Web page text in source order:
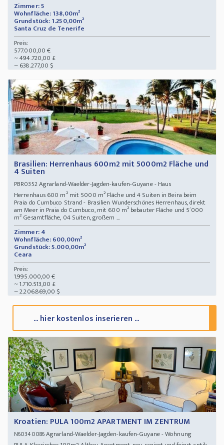
Zimmer: 5
Wohnfläche: 138,00m²
Grundstück: 1.250,00m²
Santa Cruz de Tenerife
Preis:
577.000,00 €
~ 494.720,00 £
~ 638.277,00 $
Brasilien: Herrenhaus 600m2 mit 5000m2 Fläche und
4 Suiten
PBR0352Agrarland-Waelder-Jagden-kaufen-Guyane - Haus
Herrenhaus 600 m² mit 5000 m² Fläche und 4 Suiten in Beira beim
Praia do Cumbuco Strand - Brasilien Wunderschönes Herrenhaus, direkt
am Meer in Praia do Cumbuco, mit 600 m² bebauter Fläche und 5´000
m² Gesamtfläche, 04 Suiten, großem ...
Zimmer: 4
Wohnfläche: 600,00m²
Grundstück: 5.000,00m²
Ceara
Preis:
1.995.000,00 €
~ 1.710.513,00 £
~ 2.206.869,00 $
... hier kostenlos inserieren ...
Kroatien: PULA 100m2 APARTMENT IM ZENTRUM
N60340086Agrarland-Waelder-Jagden-kaufen-Guyane - Wohnung